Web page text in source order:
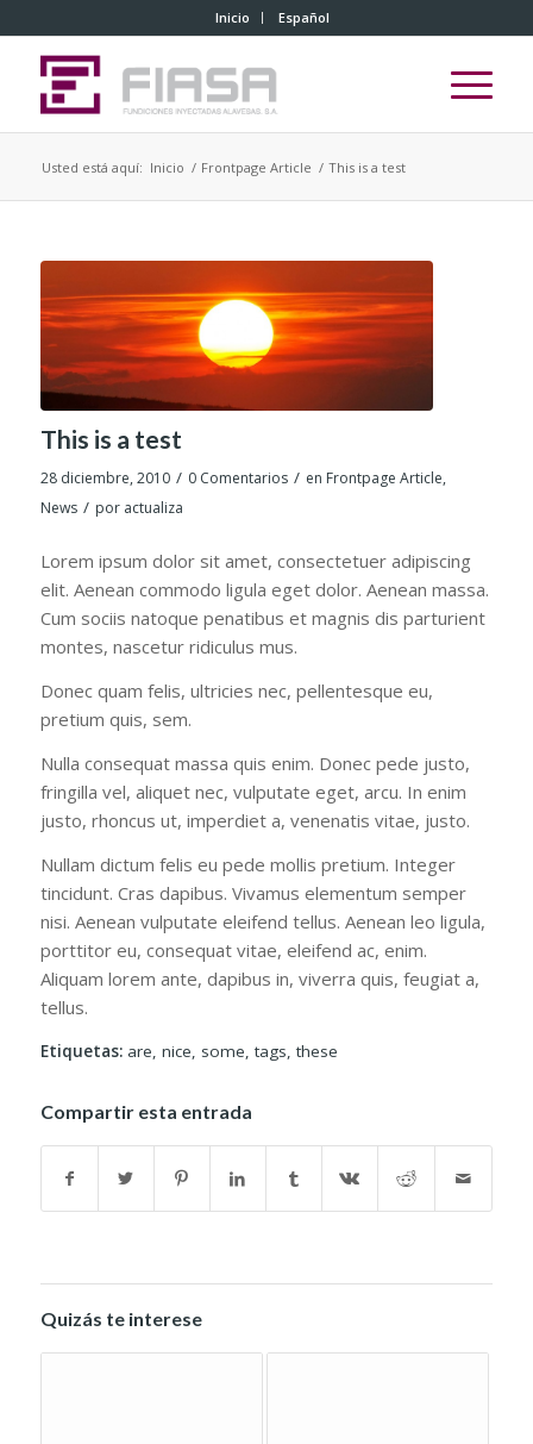
Inicio Español
Usted está aquí: Inicio / Frontpage Article / This is a test
This is a test
28 diciembre, 2010 / 0 Comentarios / en Frontpage Article,
News / por actualiza
Lorem ipsum dolor sit amet, consectetuer adipiscing
elit. Aenean commodo ligula eget dolor. Aenean massa.
Cum sociis natoque penatibus et magnis dis parturient
montes, nascetur ridiculus mus.
Donec quam felis, ultricies nec, pellentesque eu,
pretium quis, sem.
Nulla consequat massa quis enim. Donec pede justo,
fringilla vel, aliquet nec, vulputate eget, arcu. In enim
justo, rhoncus ut, imperdiet a, venenatis vitae, justo.
Nullam dictum felis eu pede mollis pretium. Integer
tincidunt. Cras dapibus. Vivamus elementum semper
nisi. Aenean vulputate eleifend tellus. Aenean leo ligula,
porttitor eu, consequat vitae, eleifend ac, enim.
Aliquam lorem ante, dapibus in, viverra quis, feugiat a,
tellus.
Etiquetas: are, nice, some, tags, these
Compartir esta entrada
Quizás te interese